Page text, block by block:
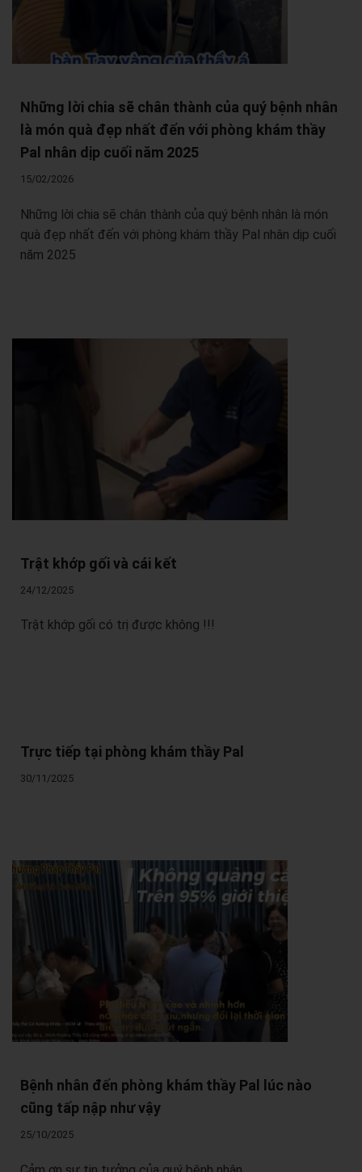
Những lời chia sẽ chân thành của quý bệnh nhân
là món quà đẹp nhất đến với phòng khám thầy
Pal nhân dịp cuối năm 2025
15/02/2026
Những lời chia sẽ chân thành của quý bệnh nhân là món
quà đẹp nhất đến với phòng khám thầy Pal nhân dịp cuối
năm 2025
Trật khớp gối và cái kết
24/12/2025
Trật khớp gối có trị được không !!!
Trực tiếp tại phòng khám thầy Pal
30/11/2025
Bệnh nhân đến phòng khám thầy Pal lúc nào
cũng tấp nập như vậy
25/10/2025